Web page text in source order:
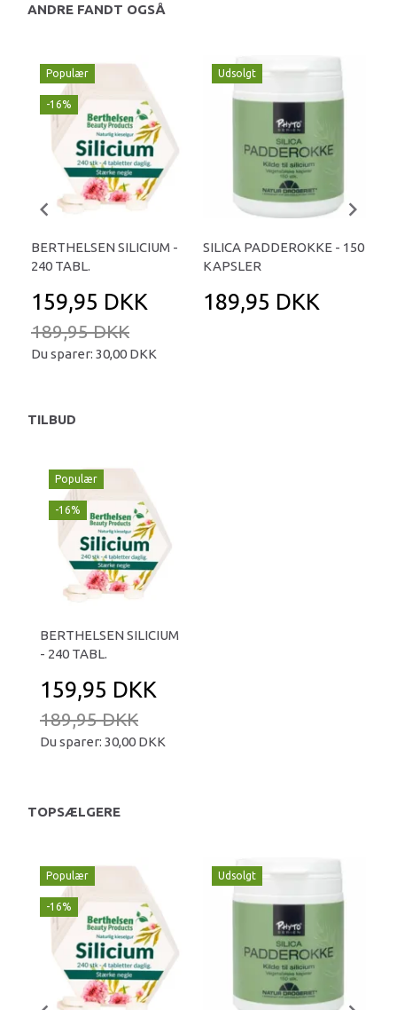
ANDRE FANDT OGSÅ
Populær
-16%
BERTHELSEN SILICIUM -
240 TABL.
159,95 DKK
189,95 DKK
Du sparer: 30,00 DKK
Udsolgt
SILICA PADDEROKKE - 150
KAPSLER
189,95 DKK
TILBUD
Populær
-16%
BERTHELSEN SILICIUM
- 240 TABL.
159,95 DKK
189,95 DKK
Du sparer: 30,00 DKK
TOPSÆLGERE
Populær
-16%
Udsolgt